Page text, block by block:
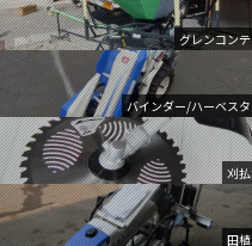
グレンコン
バインダー/ハーベス
刈
田